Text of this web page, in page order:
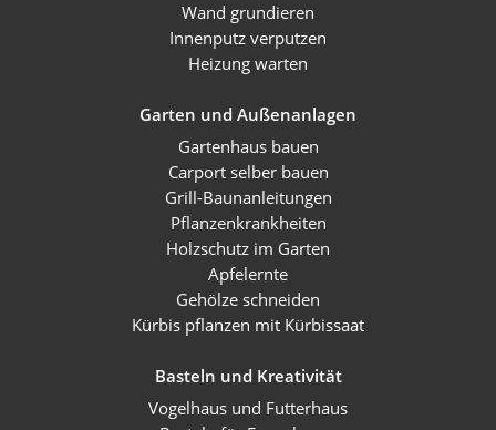
Wand grundieren
Innenputz verputzen
Heizung warten
Garten und Außenanlagen
Gartenhaus bauen
Carport selber bauen
Grill-Baunanleitungen
Pflanzenkrankheiten
Holzschutz im Garten
Apfelernte
Gehölze schneiden
Kürbis pflanzen mit Kürbissaat
Basteln und Kreativität
Vogelhaus und Futterhaus